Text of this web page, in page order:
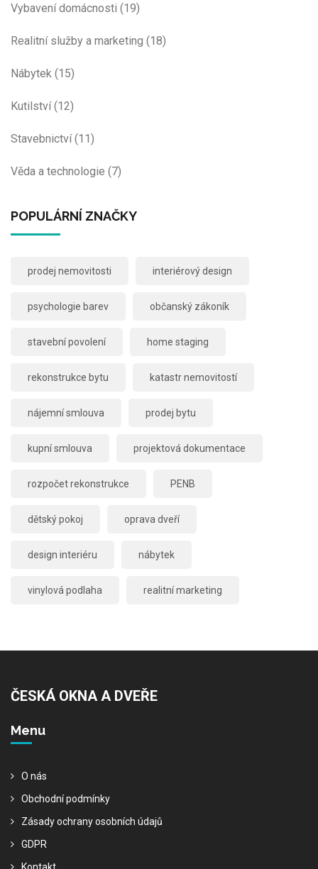
Vybavení domácnosti (19)
Realitní služby a marketing (18)
Nábytek (15)
Kutilství(12)
Stavebnictví(11)
Věda a technologie (7)
POPULÁRNÍ ZNAČKY
prodej nemovitosti interiérový design
psychologie barev občanský zákoník
stavební povolení home staging
rekonstrukce bytu katastr nemovitostí
nájemní smlouva prodej bytu
kupní smlouva projektová dokumentace
rozpočet rekonstrukce PENB
dětský pokoj oprava dveří
design interiéru nábytek
vinylová podlaha realitní marketing
ČESKÁ OKNA A DVEŘE
Menu
O nás
Obchodní podmínky
Zásady ochrany osobních údajů
GDPR
Kontakt